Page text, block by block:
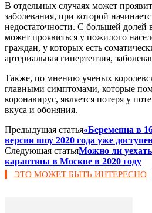
В отдельных случаях может
заболевания, при которой
недостаточности. С большей долей
может проявиться у пожилого
граждан, у которых есть
артериальная гипертензия,
Также, по мнению ученых
главными симптомами, которые
коронавирус, является потеря у
вкуса и обоняния.
Предыдущая статья«Беременна в
версии шоу 2020 года уже
Следующая статьяМожно ли
карантина в Москве в 2020 году
ЭТО МОЖЕТ БЫТЬ ИНТЕРЕСНО